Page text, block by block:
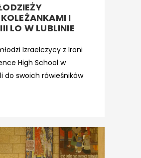
I
LO W LUBLINIE
Izraelczycy z Ironi
High School w
do swoich rówieśników